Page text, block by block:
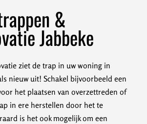
&
Jabbeke
ziet de trap in uw woning in
nieuw uit! Schakel bijvoorbeeld een
het plaatsen van overzettreden of
in ere herstellen door het te
is het ook mogelijk om een